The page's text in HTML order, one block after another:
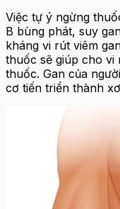
Việc tự ý ngừng
B bùng phát, suy
kháng vi rút viêm
thuốc sẽ giúp cho
thuốc. Gan của
cơ tiến triển thành